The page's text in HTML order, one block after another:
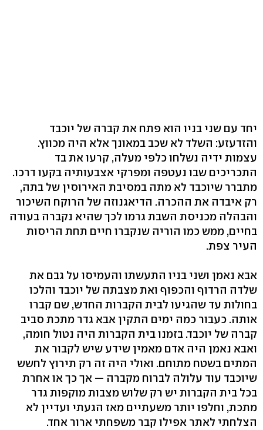
יחד עם שני בניו הוא פתח את קברה של יוכבד
והזדעזע: השלד לא שכב במאונך אלא היה מכווץ.
עצמות ידיה נשלחו כלפי מעלה, קרעו את בד
התכריכים שבו נעטפה ומפרקי אצבעותיה בקעו דרכו.
מתברר שיוכבד לא מתה במסיבת האירוסין של בתה,
רק איבדה את ההכרה. הדיאגנוזה של הרוקח השיכור
והבהלה מכניסת השבת גרמו לכך שהיא נקברה בעודה
בחיים, ממש כמו הוריה שנקברו חיים תחת הריסות
העיר צפת.
אבא נאמן ושני בניו התעשתו והעמיסו על גבם את
שלדה הרדוף והכפוף ואת מצבתה של יוכבד והלכו
בחולות עד שהגיעו לבית הקברות החדש, שם קברו
אותה. כעבור כמה ימים התקין אבא גדר מתכת סביב
קברה של יוכבד. בזמנו בית הקברות היה נטול חומה,
ואבא נאמן היה אדם מאמין שידע שיש לקבור את
המתים בשטח מתוחם. ואולי היה זה רק תירוץ לחשש
שיוכבד עוד עלולה לברוח מקברה — אך כך או אחרת
בכל בית הקברות יש רק שלוש מצבות מוקפות גדר
מתכת, וחלפו יותר משעתיים מאז הגעתי ועדיין לא
הצלחתי לאתר אפילו קבר משפחתי ארור אחד.